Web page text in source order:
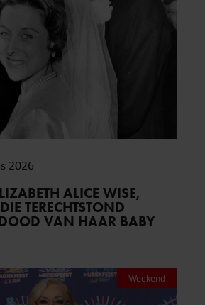
2026
ALICE WISE,
TERECHTSTOND
VAN HAAR BABY
Weekend